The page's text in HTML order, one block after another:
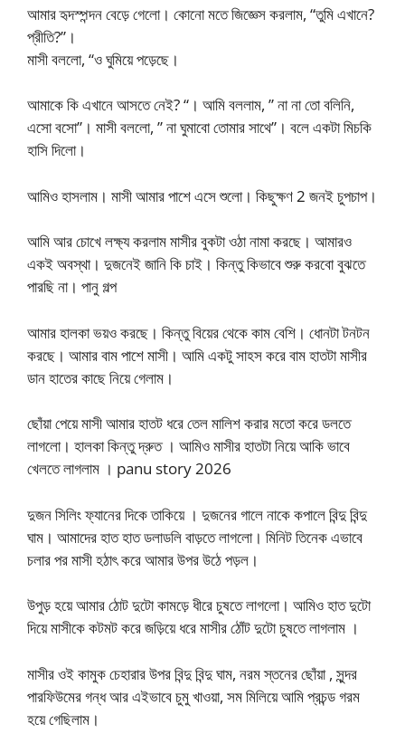
আমার হৃদস্পন্দন বেড়ে গেলো। কোনো মতে জিজ্ঞেস করলাম, “তুমি এখানে?
প্রীতি?”।
মাসী বললো, “ও ঘুমিয়ে পড়েছে।
আমাকে কি এখানে আসতে নেই? “। আমি বললাম, ” না না তো বলিনি,
এসো বসো”। মাসী বললো, ” না ঘুমাবো তোমার সাথে”। বলে একটা মিচকি
হাসি দিলো।
আমিও হাসলাম। মাসী আমার পাশে এসে শুলো। কিছুক্ষণ 2 জনই চুপচাপ।
আমি আর চোখে লক্ষ্য করলাম মাসীর বুকটা ওঠা নামা করছে। আমারও
একই অবস্থা। দুজনেই জানি কি চাই। কিন্তু কিভাবে শুরু করবো বুঝতে
পারছি না। পানু গল্প
আমার হালকা ভয়ও করছে। কিন্তু বিয়ের থেকে কাম বেশি। ধোনটা টনটন
করছে। আমার বাম পাশে মাসী। আমি একটু সাহস করে বাম হাতটা মাসীর
ডান হাতের কাছে নিয়ে গেলাম।
ছোঁয়া পেয়ে মাসী আমার হাতট ধরে তেল মালিশ করার মতো করে ডলতে
লাগলো। হালকা কিন্তু দ্রুত । আমিও মাসীর হাতটা নিয়ে আকি ভাবে
খেলতে লাগলাম । panu story 2026
দুজন সিলিং ফ্যানের দিকে তাকিয়ে । দুজনের গালে নাকে কপালে বিন্দু বিন্দু
ঘাম। আমাদের হাত হাত ডলাডলি বাড়তে লাগলো। মিনিট তিনেক এভাবে
চলার পর মাসী হঠাৎ করে আমার উপর উঠে পড়ল।
উপুড় হয়ে আমার ঠোট দুটো কামড়ে ধীরে চুষতে লাগলো। আমিও হাত দুটো
দিয়ে মাসীকে কটমট করে জড়িয়ে ধরে মাসীর ঠোঁট দুটো চুষতে লাগলাম ।
মাসীর ওই কামুক চেহারার উপর বিন্দু বিন্দু ঘাম, নরম স্তনের ছোঁয়া , সুন্দর
পারফিউমের গন্ধ আর এইভাবে চুমু খাওয়া, সম মিলিয়ে আমি প্রচন্ড গরম
হয়ে গেছিলাম।